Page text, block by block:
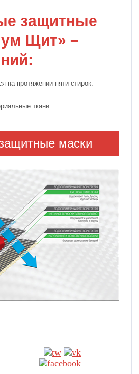
защитные
Щит» –
на протяжении пяти стирок.
ткани.
маски